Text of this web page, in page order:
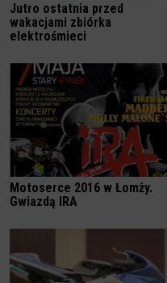
Jutro ostatnia przed
wakacjami zbiórka
elektrośmieci
Motoserce 2016 w Łomży.
Gwiazdą IRA